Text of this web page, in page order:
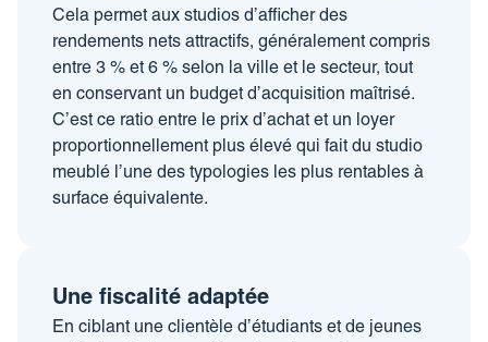
Cela permet aux studios d’afficher des
rendements nets attractifs, généralement compris
entre 3 % et 6 % selon la ville et le secteur, tout
en conservant un budget d’acquisition maîtrisé.
C’est ce ratio entre le prix d’achat et un loyer
proportionnellement plus élevé qui fait du studio
meublé l’une des typologies les plus rentables à
surface équivalente.
Une fiscalité adaptée
En ciblant une clientèle d’étudiants et de jeunes